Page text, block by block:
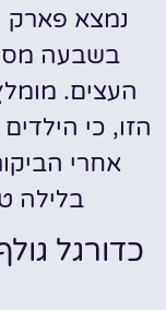
נמצא פארק
בשבעה
העצים.
הזו, כי
אחרי
בלילה